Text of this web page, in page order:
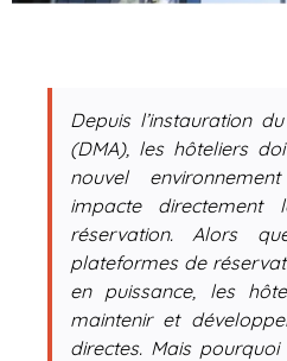
Depuis l’instauration
(DMA), les hôteliers
nouvel
impacte directement
réservation. Alors
plateformes de
en puissance, les
maintenir et
directes. Mais